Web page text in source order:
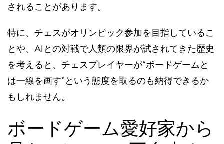
されることがあります。
特に、チェスがオリンピック参加を目指しているこ
とや、AIとの対戦で人類の限界が試されてきた歴史
を考えると、チェスプレイヤーが“ボードゲームと
は一線を画す”という態度を取るのも納得できるか
もしれません。
ボードゲーム愛好家から